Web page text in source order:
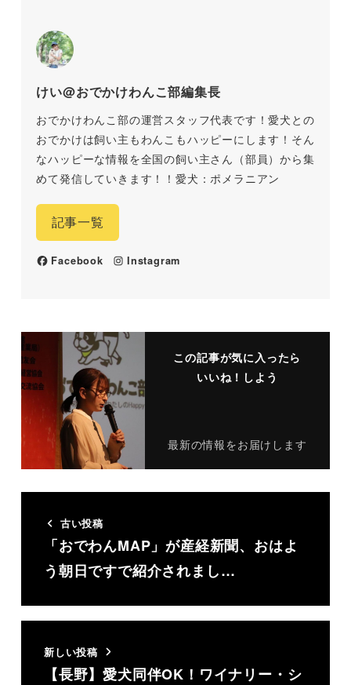
けい@おでかけわんこ部編集長
おでかけわんこ部の運営スタッフ代表です！愛犬との
おでかけは飼い主もわんこもハッピーにします！そん
なハッピーな情報を全国の飼い主さん（部員）から集
めて発信していきます！！愛犬：ポメラニアン
記事一覧
Facebook Instagram
この記事が気に入ったら
いいね！しよう
最新の情報をお届けします
古い投稿
「おでわんMAP」が産経新聞、おはよ
う朝日ですで紹介されまし…
新しい投稿
【長野】愛犬同伴OK！ワイナリー・シ